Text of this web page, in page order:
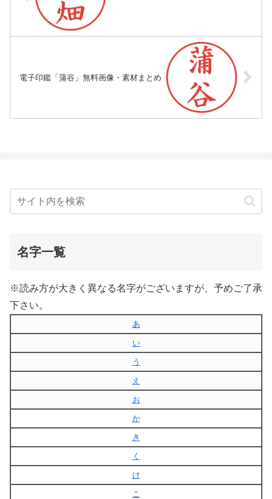
電子印鑑「蒲谷」無料画像・素材まとめ
名字一覧
※読み方が大きく異なる名字がございますが、予めご了承
下さい。
あ
い
う
え
お
か
き
く
け
こ